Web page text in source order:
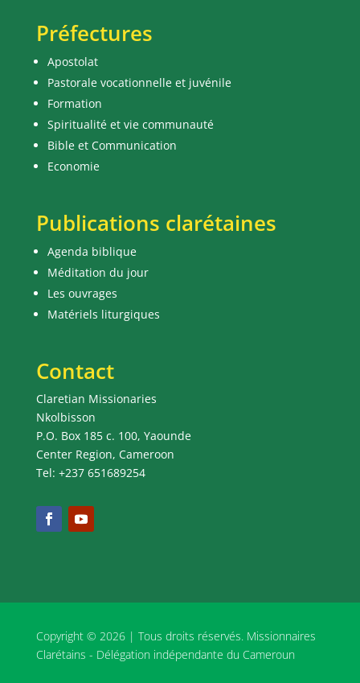
Préfectures
Apostolat
Pastorale vocationnelle et juvénile
Formation
Spiritualité et vie communauté
Bible et Communication
Economie
Publications clarétaines
Agenda biblique
Méditation du jour
Les ouvrages
Matériels liturgiques
Contact
Claretian Missionaries
Nkolbisson
P.O. Box 185 c. 100, Yaounde
Center Region, Cameroon
Tel: +237 651689254
Copyright © 2026 | Tous droits réservés. Missionnaires
Clarétains - Délégation indépendante du Cameroun